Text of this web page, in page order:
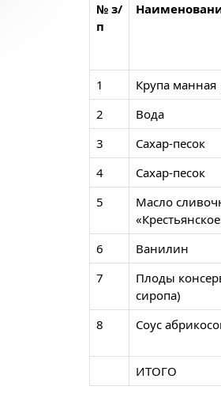
№ з/
п
1
Крупа манная
2
Вода
3
Сахар-песок
4
Сахар-песок
5
Масло
6 Ванилин
7
Плоды
сиропа)
8 Соус
ИТОГО